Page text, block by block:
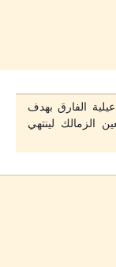
الفارق بهدف
الزمالك لينتهي